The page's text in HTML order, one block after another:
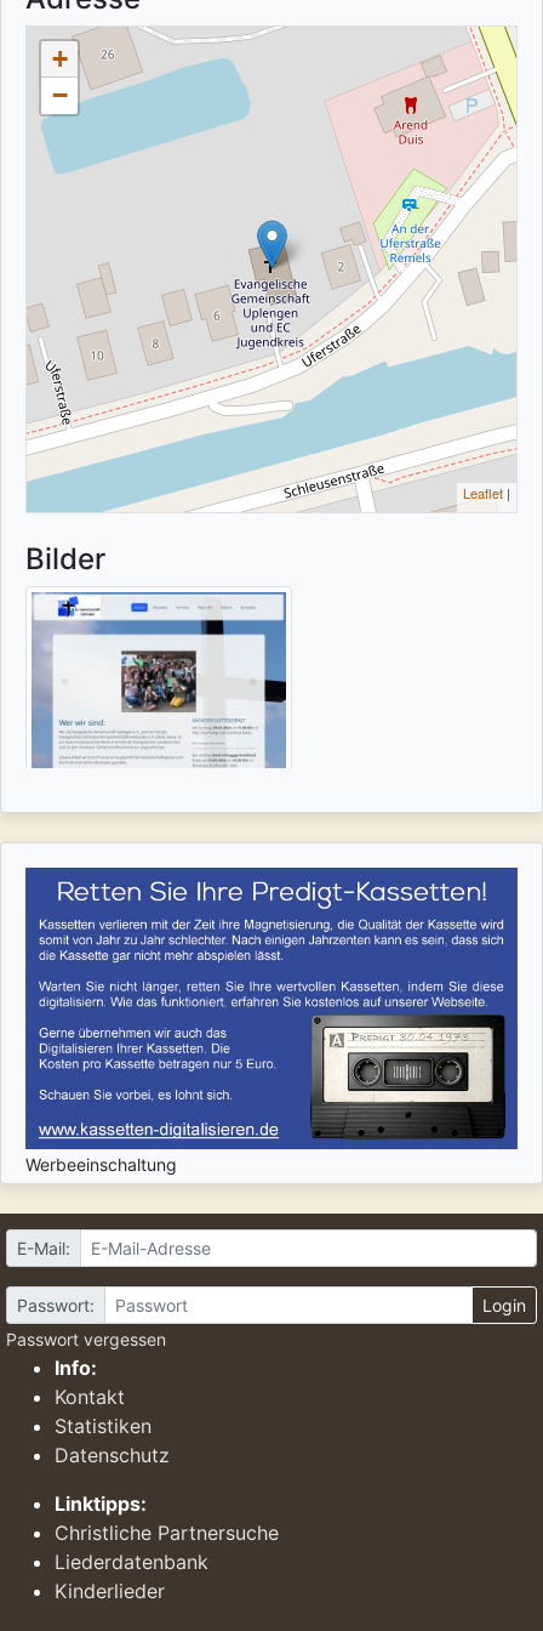
+
−
Leaflet |
Bilder
Werbeeinschaltung
E-Mail:
Passwort:
Login
Passwort vergessen
Info:
Kontakt
Statistiken
Datenschutz
Linktipps:
Christliche Partnersuche
Liederdatenbank
Kinderlieder